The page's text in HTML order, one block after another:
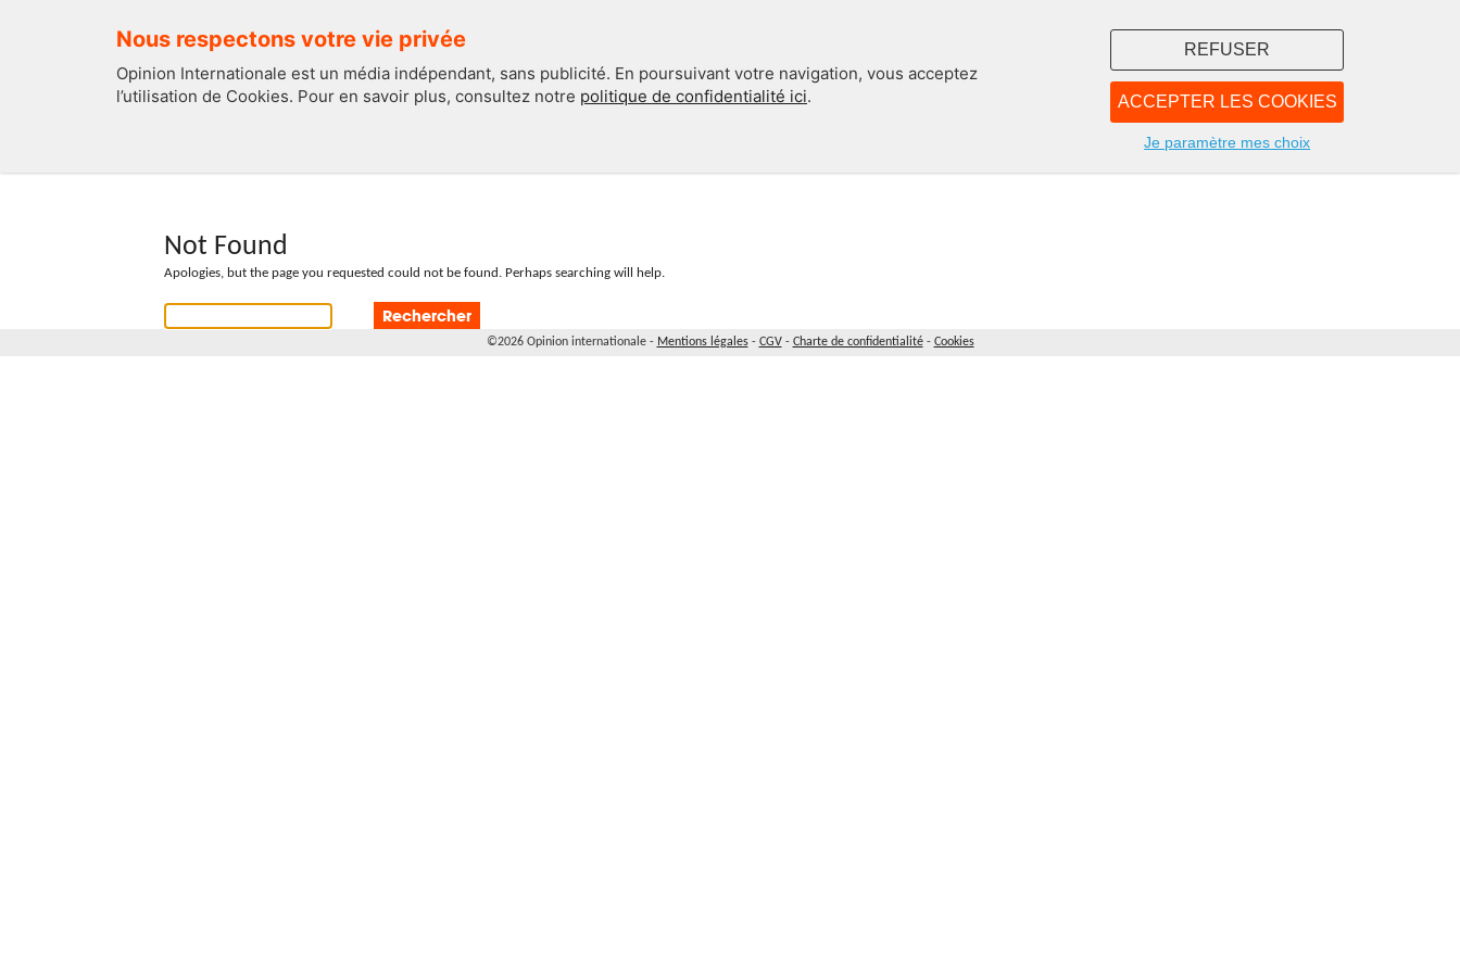
Nous respectons votre vie privée
Opinion Internationale est un média indépendant, sans publicité. En poursuivant votre navigation, vous acceptez
l’utilisation de Cookies. Pour en savoir plus, consultez notre politique de confidentialité ici. ACCEPTER LES COOKIES
REFUSER
Je paramètre mes choix
NOUS
Not Found
Apologies, but the page you requested could not be found. Perhaps searching will help.
Rechercher :
©2026 Opinion internationale - Mentions légales- CGV- Charte de confidentialité- Cookies